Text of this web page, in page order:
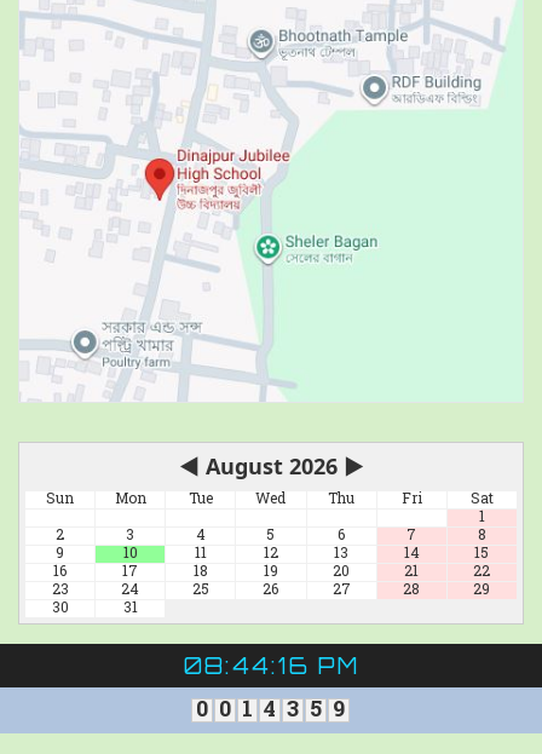
◀ August 2026 ▶
Sun Mon Tue Wed Thu Fri
Sat
1
2
3 4 5 6 7
8
9
10 11 12 13 14
15
16
17 18 19 20 21
22
23
24 25 26 27 28
29
30
31
08:44:17 PM
0 0 1 4 3 5 9